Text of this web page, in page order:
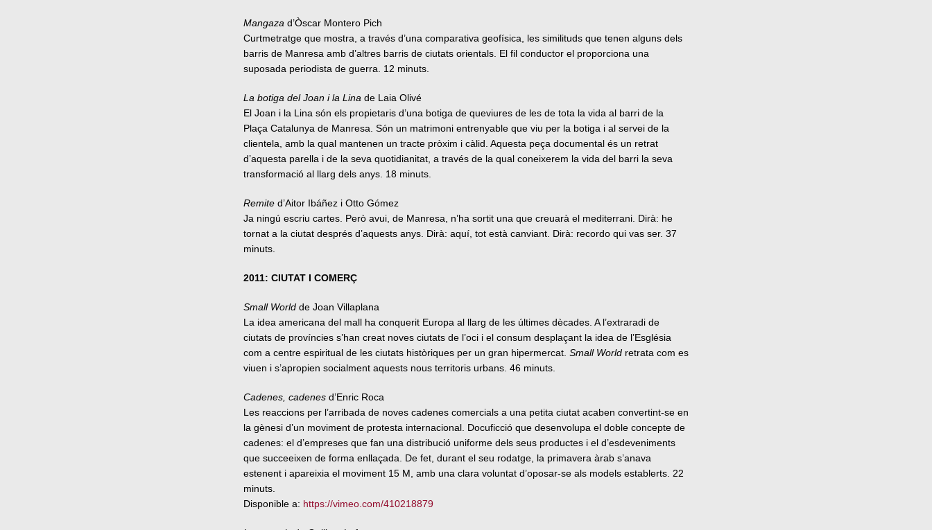
Mangaza d’Òscar Montero Pich
Curtmetratge que mostra, a través d’una comparativa geofísica, les similituds que tenen alguns dels
barris de Manresa amb d’altres barris de ciutats orientals. El fil conductor el proporciona una
suposada periodista de guerra. 12 minuts.
La botiga del Joan i la Lina de Laia Olivé
El Joan i la Lina són els propietaris d’una botiga de queviures de les de tota la vida al barri de la
Plaça Catalunya de Manresa. Són un matrimoni entrenyable que viu per la botiga i al servei de la
clientela, amb la qual mantenen un tracte pròxim i càlid. Aquesta peça documental és un retrat
d’aquesta parella i de la seva quotidianitat, a través de la qual coneixerem la vida del barri la seva
transformació al llarg dels anys. 18 minuts.
Remite d’Aitor Ibáñez i Otto Gómez
Ja ningú escriu cartes. Però avui, de Manresa, n’ha sortit una que creuarà el mediterrani. Dirà: he
tornat a la ciutat després d’aquests anys. Dirà: aquí, tot està canviant. Dirà: recordo qui vas ser. 37
minuts.
2011: CIUTAT I COMERÇ
Small World de Joan Villaplana
La idea americana del mall ha conquerit Europa al llarg de les últimes dècades. A l’extraradi de
ciutats de províncies s’han creat noves ciutats de l’oci i el consum desplaçant la idea de l’Església
com a centre espiritual de les ciutats històriques per un gran hipermercat. Small World retrata com es
viuen i s’apropien socialment aquests nous territoris urbans. 46 minuts.
Cadenes, cadenes d’Enric Roca
Les reaccions per l’arribada de noves cadenes comercials a una petita ciutat acaben convertint-se en
la gènesi d’un moviment de protesta internacional. Docuficció que desenvolupa el doble concepte de
cadenes: el d’empreses que fan una distribució uniforme dels seus productes i el d’esdeveniments
que succeeixen de forma enllaçada. De fet, durant el seu rodatge, la primavera àrab s’anava
estenent i apareixia el moviment 15 M, amb una clara voluntat d’oposar-se als models establerts. 22
minuts.
Disponible a: https://vimeo.com/410218879